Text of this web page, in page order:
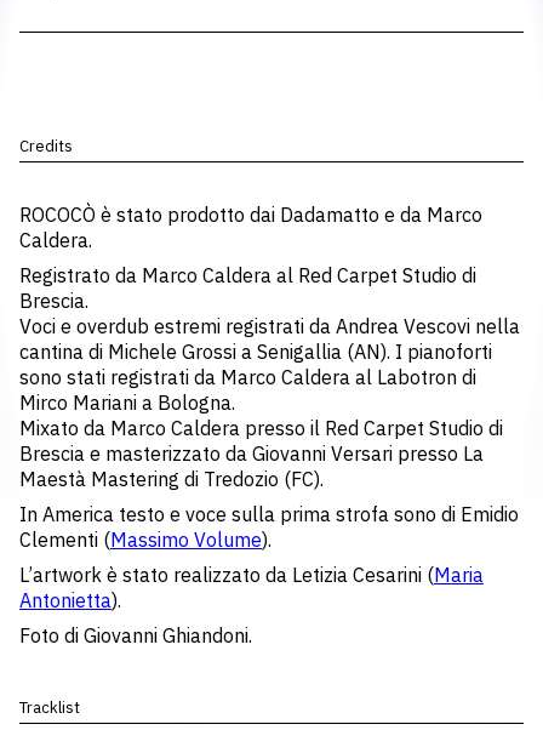
Credits
ROCOCÒ è stato prodotto dai Dadamatto e da Marco
Caldera.
Registrato da Marco Caldera al Red Carpet Studio di
Brescia.
Voci e overdub estremi registrati da Andrea Vescovi nella
cantina di Michele Grossi a Senigallia (AN). I pianoforti
sono stati registrati da Marco Caldera al Labotron di
Mirco Mariani a Bologna.
Mixato da Marco Caldera presso il Red Carpet Studio di
Brescia e masterizzato da Giovanni Versari presso La
Maestà Mastering di Tredozio (FC).
In America testo e voce sulla prima strofa sono di Emidio
Clementi (Massimo Volume).
L’artwork è stato realizzato da Letizia Cesarini (Maria
Antonietta).
Foto di Giovanni Ghiandoni.
Tracklist